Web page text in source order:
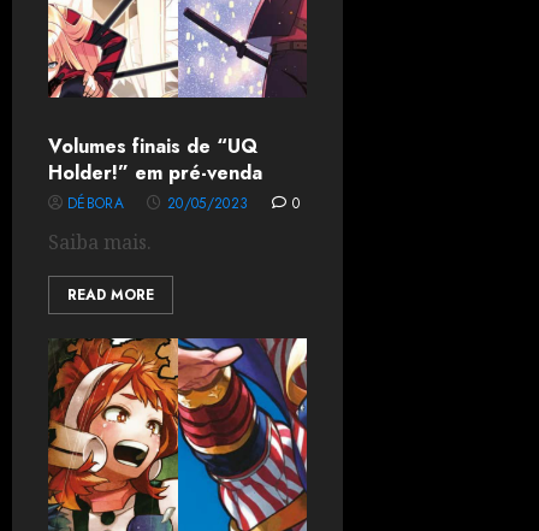
Volumes finais de “UQ
Holder!” em pré-venda
DÉBORA 20/05/2023 0
Saiba mais.
READ MORE